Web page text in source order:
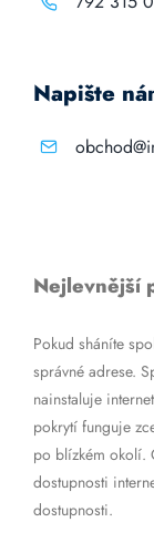
Napište
Nejlevnější
Pokud sháníte
správné adrese.
nainstaluje
pokrytí funguje
po blízkém okolí.
dostupnosti
dostupnosti.